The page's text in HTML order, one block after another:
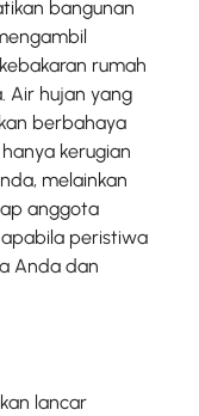
bangunan
rumah
Air hujan yang
berbahaya
kerugian
melainkan
anggota
peristiwa
Anda dan
lancar